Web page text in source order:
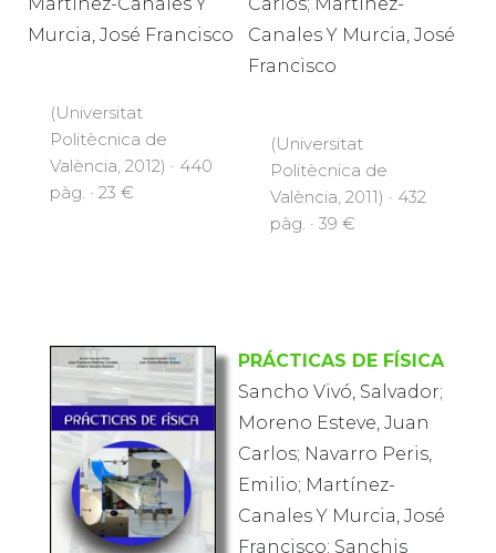
Murcia, José Francisco
(Universitat
Politècnica de
València, 2012) · 440
pàg. · 23 €
Canales Y Murcia, José
Francisco
(Universitat
Politècnica de
València, 2011) · 432
pàg. · 39 €
PRÁCTICAS DE FÍSICA
Sancho Vivó, Salvador;
Moreno Esteve, Juan
Carlos; Navarro Peris,
Emilio; Martínez-
Canales Y Murcia, José
Francisco; Sanchis